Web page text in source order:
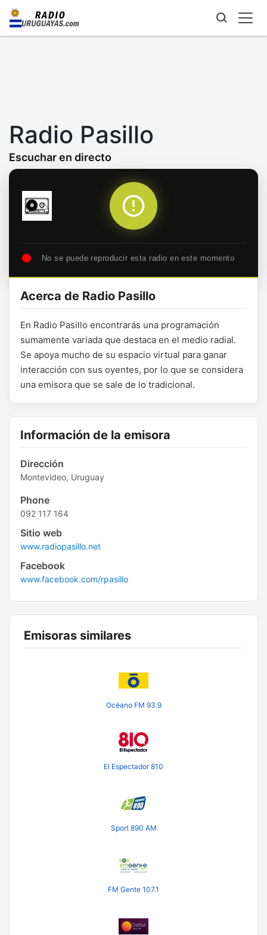
Skip
main
Radio Pasillo
Escuchar en directo
No se puede reproducir esta radio en este momento
Acerca de Radio Pasillo
En Radio Pasillo encontrarás una programación
sumamente variada que destaca en el medio radial.
Se apoya mucho de su espacio virtual para ganar
interacción con sus oyentes, por lo que se considera
una emisora que se sale de lo tradicional.
Información de la emisora
Dirección
Montevideo, Uruguay
Phone
092 117 164
Sitio web
www.radiopasillo.net
Facebook
www.facebook.com/rpasillo
Emisoras similares
Océano FM 93.9
El Espectador 810
Sport 890 AM
FM Gente 107.1